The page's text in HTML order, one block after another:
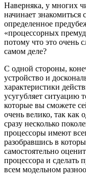
Наверняка, у многих
начинает
определенное
«процессорных
потому что это очень
самом деле?
С одной стороны,
устройство и
характеристики
усугубляет ситуацию
которые вы сможете
очень велико, так как
сразу несколько
процессоры имеют
разобравшись в
самостоятельно
процессора и сделать
всем модельном